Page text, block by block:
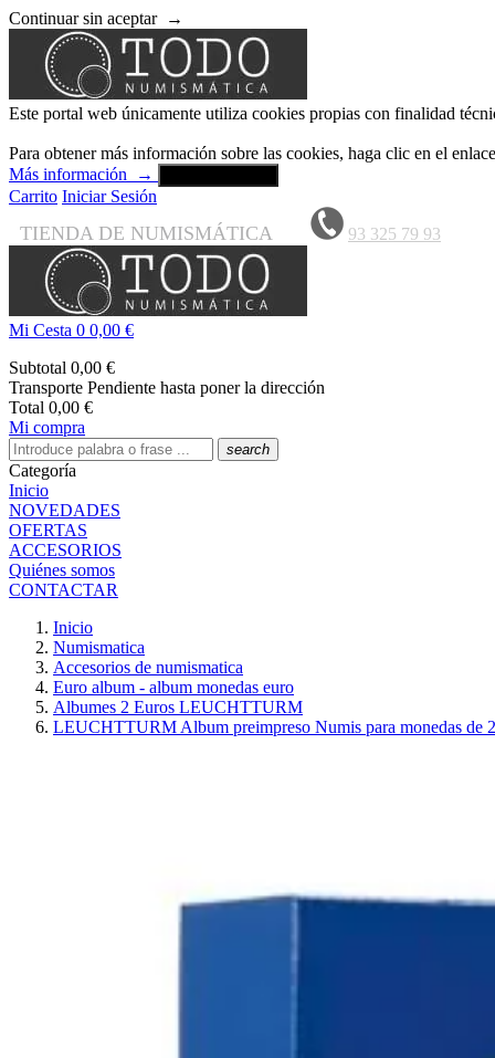
Continuar sin aceptar →
Este portal web únicamente utiliza cookies propias con finalidad
Para obtener más información sobre las cookies, haga clic en el
Más información
→
Carrito Iniciar Sesión
TIENDA DE NUMISMÁTICA 93 325 79 93
Mi Cesta 0 0,00 €
Subtotal 0,00 €
Transporte Pendiente hasta poner la dirección
Total 0,00 €
Mi compra
search
Categoría
Inicio
NOVEDADES
OFERTAS
ACCESORIOS
Quiénes somos
CONTACTAR
Inicio
Numismatica
Accesorios de numismatica
Euro album - album monedas euro
Albumes 2 Euros LEUCHTTURM
LEUCHTTURM Album preimpreso Numis para monedas de